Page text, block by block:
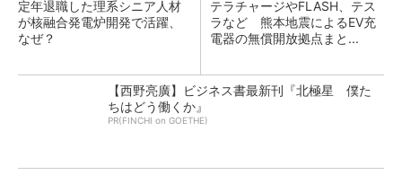
定年退職した理系シニア人材
が核融合発電炉開発で活躍、
なぜ？
テラチャージやFLASH、テス
ラなど 熊本地震によるEV充
電器の無償開放拠点まと...
【西野亮廣】ビジネス書最新刊『北極星 僕た
ちはどう働くか』
PR(FINCHI on GOETHE)